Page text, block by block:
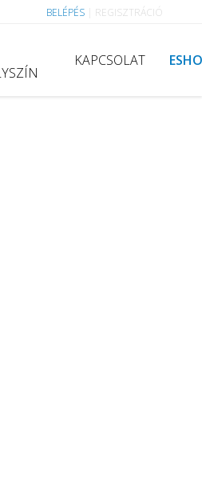
BELÉPÉS REGISZTRÁCIÓ
KAPCSOLAT